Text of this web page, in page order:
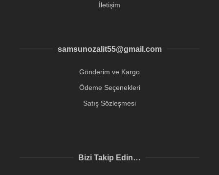
İletişim
samsunozalit55@gmail.com
Gönderim ve Kargo
Ödeme Seçenekleri
Satış Sözleşmesi
Bizi Takip Edin…